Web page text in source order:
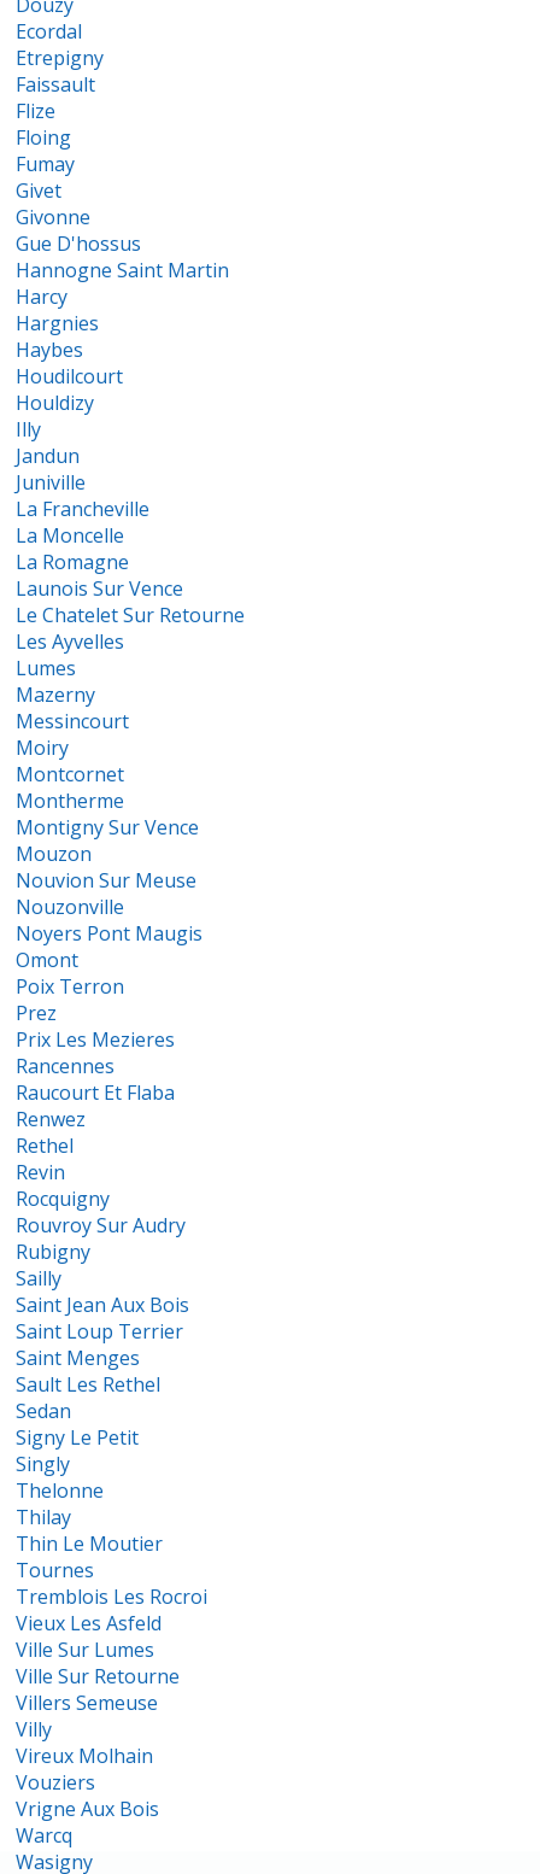
Ecordal
Etrepigny
Faissault
Flize
Floing
Fumay
Givet
Givonne
Gue D'hossus
Hannogne Saint Martin
Harcy
Hargnies
Haybes
Houdilcourt
Houldizy
Illy
Jandun
Juniville
La Francheville
La Moncelle
La Romagne
Launois Sur Vence
Le Chatelet Sur Retourne
Les Ayvelles
Lumes
Mazerny
Messincourt
Moiry
Montcornet
Montherme
Montigny Sur Vence
Mouzon
Nouvion Sur Meuse
Nouzonville
Noyers Pont Maugis
Omont
Poix Terron
Prez
Prix Les Mezieres
Rancennes
Raucourt Et Flaba
Renwez
Rethel
Revin
Rocquigny
Rouvroy Sur Audry
Rubigny
Sailly
Saint Jean Aux Bois
Saint Loup Terrier
Saint Menges
Sault Les Rethel
Sedan
Signy Le Petit
Singly
Thelonne
Thilay
Thin Le Moutier
Tournes
Tremblois Les Rocroi
Vieux Les Asfeld
Ville Sur Lumes
Ville Sur Retourne
Villers Semeuse
Villy
Vireux Molhain
Vouziers
Vrigne Aux Bois
Warcq
Wasigny